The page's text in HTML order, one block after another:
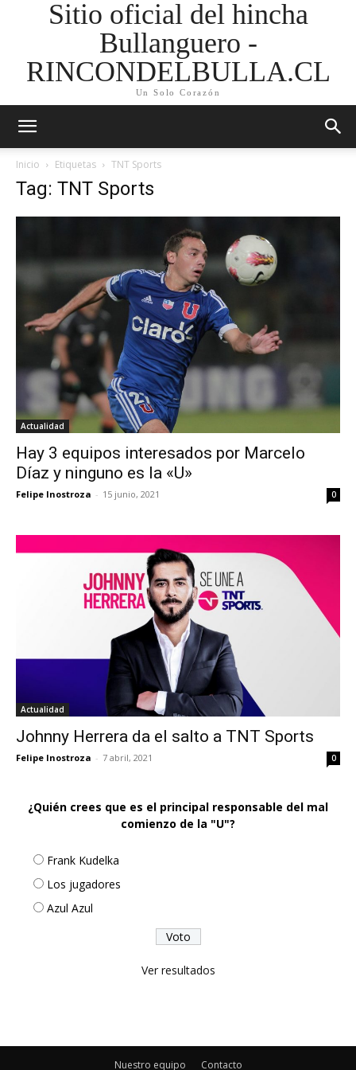
Sitio oficial del hincha
Bullanguero -
RINCONDELBULLA.CL
Un Solo Corazón
Inicio Etiquetas TNT Sports
Tag: TNT Sports
Actualidad
Hay 3 equipos interesados por Marcelo
Díaz y ninguno es la «U»
Felipe Inostroza - 15 junio, 2021 0
Actualidad
Johnny Herrera da el salto a TNT Sports
Felipe Inostroza - 7 abril, 2021 0
¿Quién crees que es el principal responsable del mal
comienzo de la "U"?
Frank Kudelka
Los jugadores
Azul Azul
Ver resultados
Nuestro equipo Contacto